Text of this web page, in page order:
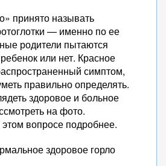
принято называть
— именно по ее
родители пытаются
или нет. Красное
симптом,
правильно определять.
здоровое и больное
на фото.
вопросе подробнее.
здоровое горло